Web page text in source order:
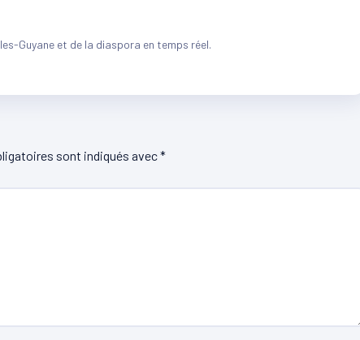
Guyane et de la diaspora en temps réel.
sont indiqués avec*